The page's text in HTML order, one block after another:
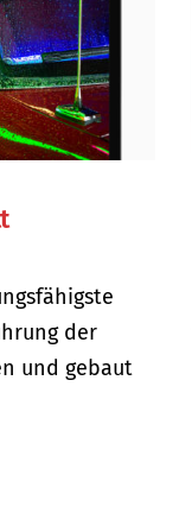
der
und gebaut